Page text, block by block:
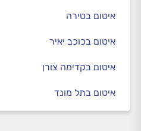
איטום בטירה
איטום בכוכב יאיר
איטום בקדימה צורן
איטום בתל מונד